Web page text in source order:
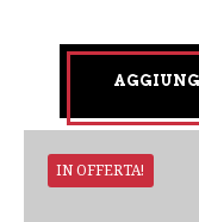
IN OFFERTA!